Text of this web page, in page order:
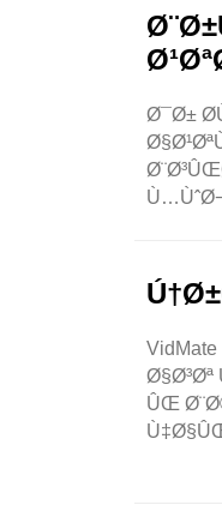
Ø¯Ø±
Ø§Ø³Øª
ÛŒ